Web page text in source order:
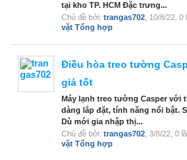
tại kho TP. HCM Đặc trưng...
Chủ đề bởi: trangas702 10/8/22 ,
vặt Tổng hợp
Điều hòa treo tường
giá tốt
Máy lạnh treo tường Casper với
dàng lắp đặt, tính năng nổi bật.
Dù mới gia nhập thị...
Chủ đề bởi: trangas702 3/8/22 , 0
vặt Tổng hợp